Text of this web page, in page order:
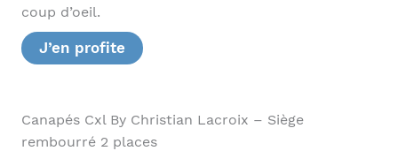
coup d’oeil.
J’en profite
Canapés Cxl By Christian Lacroix – Siège
rembourré 2 places